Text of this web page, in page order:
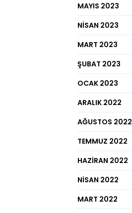
MAYIS 2023
NISAN 2023
MART 2023
ŞUBAT 2023
OCAK 2023
ARALIK 2022
AĞUSTOS 2022
TEMMUZ 2022
HAZIRAN 2022
NISAN 2022
MART 2022